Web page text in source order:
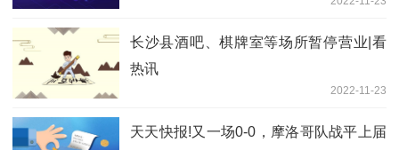
长沙县酒吧、棋牌室等场所暂停营业|看
热讯
2022-11-23
天天快报!又一场0-0，摩洛哥队战平上届